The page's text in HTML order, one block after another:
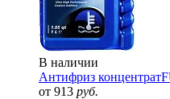
В наличии
Антифриз концентрат
от 913 руб.